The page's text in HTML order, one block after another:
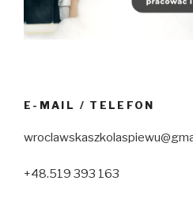
E-MAIL / TELEFON
+48.519 393 163